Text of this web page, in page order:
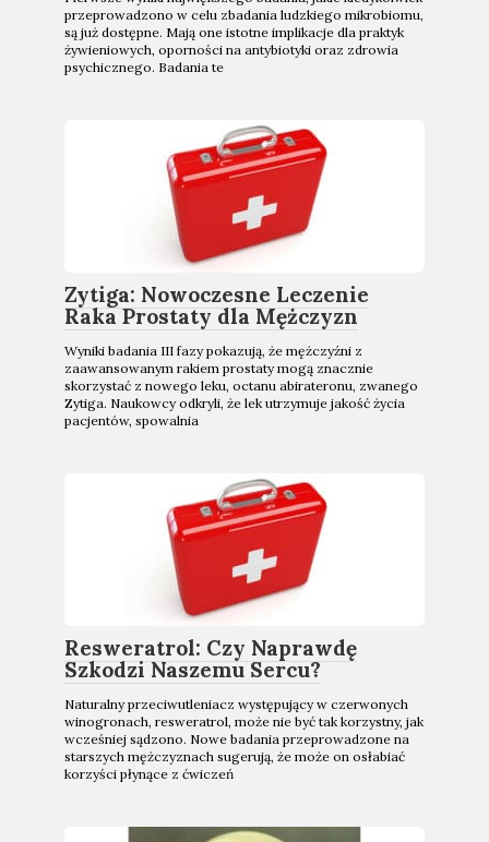
przeprowadzono w celu zbadania ludzkiego mikrobiomu,
są już dostępne. Mają one istotne implikacje dla praktyk
żywieniowych, oporności na antybiotyki oraz zdrowia
psychicznego. Badania te
Zytiga: Nowoczesne Leczenie
Raka Prostaty dla Mężczyzn
Wyniki badania III fazy pokazują, że mężczyźni z
zaawansowanym rakiem prostaty mogą znacznie
skorzystać z nowego leku, octanu abirateronu, zwanego
Zytiga. Naukowcy odkryli, że lek utrzymuje jakość życia
pacjentów, spowalnia
Resweratrol: Czy Naprawdę
Szkodzi Naszemu Sercu?
Naturalny przeciwutleniacz występujący w czerwonych
winogronach, resweratrol, może nie być tak korzystny, jak
wcześniej sądzono. Nowe badania przeprowadzone na
starszych mężczyznach sugerują, że może on osłabiać
korzyści płynące z ćwiczeń